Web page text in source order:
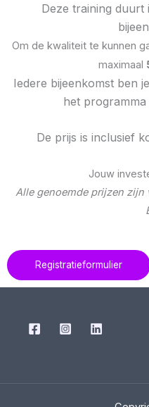
Deze training
Om de kwaliteit te kunnen
maximaal
Iedere bijeenkomst ben
het
De prijs is inclusief
Jouw
Alle genoemde prijzen
Registratieformulier